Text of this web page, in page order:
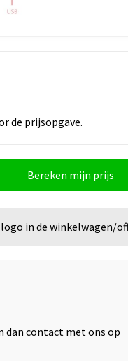
de prijsopgave.
Bereken mijn prijs
in de winkelwagen/
dan contact met ons op